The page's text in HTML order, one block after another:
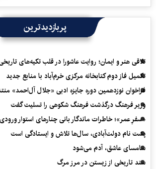
پربازدیدترین
تلاقی هنر و ایمان؛ روایت عاشورا در قلب تکیه‌های
تکمیل فاز دوم کتابخانه مرکزی خرم‌آباد با منابع جدید
فراخوان نوزدهمین دوره جایزه ادبی «جلال آل‌احمد»
وزیر فرهنگ درگذشت فرهنگ شکوهی را تسلیت گفت
«سفرِ عمر»؛ خاطرات ماندگار بانی چنارهای استوار
پشت نام دولت‌آبادی، سال‌ها تلاش و ایستادگی است
سامسای عاشق، آدم می‌شود
سند تاریخی از زیستن در مرز مرگ